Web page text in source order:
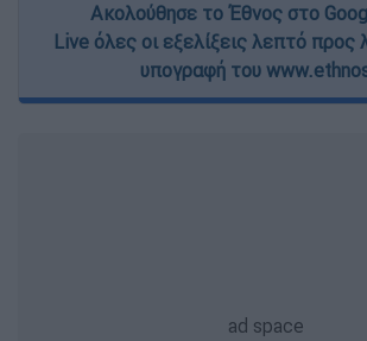
Ακολούθησε το Έθνος στο
Live όλες οι εξελίξεις λεπτό προς
υπογραφή του